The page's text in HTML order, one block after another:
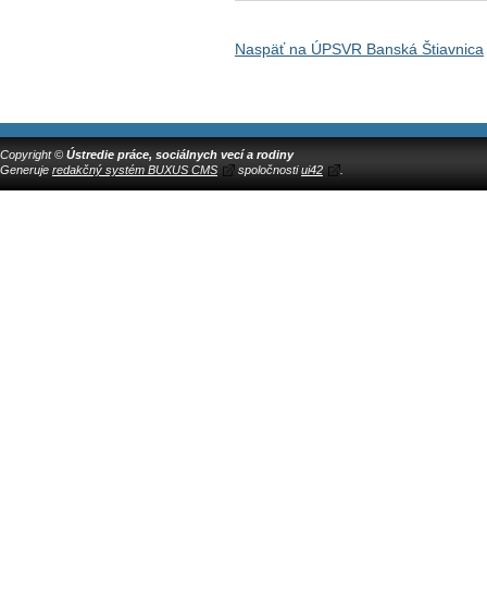
Naspäť na ÚPSVR Banská Štiavnica
Copyright © Ústredie práce, sociálnych vecí a rodiny
Generuje redakčný systém BUXUS CMS spoločnostiui42